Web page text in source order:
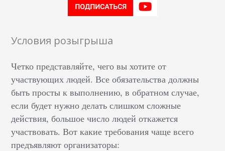
Условия розыгрыша
Четко представляйте, чего вы хотите от
участвующих людей. Все обязательства должны
быть просты к выполнению, в обратном случае,
если будет нужно делать слишком сложные
действия, большое число людей откажется
участвовать. Вот какие требования чаще всего
предъявляют организаторы: